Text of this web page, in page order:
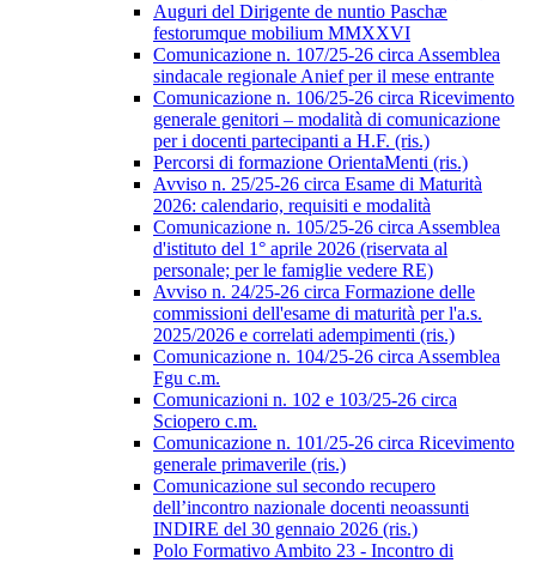
Auguri del Dirigente de nuntio Paschæ
festorumque mobilium MMXXVI
Comunicazione n. 107/25-26 circa Assemblea
sindacale regionale Anief per il mese entrante
Comunicazione n. 106/25-26 circa Ricevimento
generale genitori – modalità di comunicazione
per i docenti partecipanti a H.F. (ris.)
Percorsi di formazione OrientaMenti (ris.)
Avviso n. 25/25-26 circa Esame di Maturità
2026: calendario, requisiti e modalità
Comunicazione n. 105/25-26 circa Assemblea
d'istituto del 1° aprile 2026 (riservata al
personale; per le famiglie vedere RE)
Avviso n. 24/25-26 circa Formazione delle
commissioni dell'esame di maturità per l'a.s.
2025/2026 e correlati adempimenti (ris.)
Comunicazione n. 104/25-26 circa Assemblea
Fgu c.m.
Comunicazioni n. 102 e 103/25-26 circa
Sciopero c.m.
Comunicazione n. 101/25-26 circa Ricevimento
generale primaverile (ris.)
Comunicazione sul secondo recupero
dell’incontro nazionale docenti neoassunti
INDIRE del 30 gennaio 2026 (ris.)
Polo Formativo Ambito 23 - Incontro di